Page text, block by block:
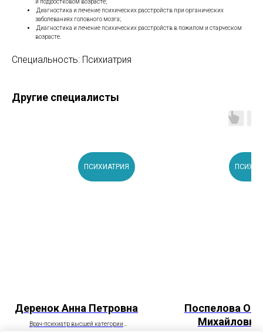
и подростковом возрасте;
Диагностика и лечение психических расстройств при органических
заболеваниях головного мозга;
Диагностика и лечение психических расстройств в пожилом и старческом
возрасте.
Специальность: Психиатрия
Другие специалисты
ПСИХИАТРИЯ
Деренок Анна Петровна
Врач-психиатр высшей категории
Поспелова
Михайловна